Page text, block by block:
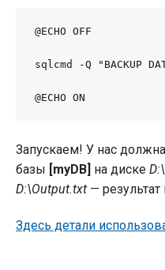
@ECHO OFF
sqlcmd -Q "BACKUP
@ECHO ON
Запускаем! У нас
базы [myDB] на диске
D:\Output.txt —
Здесь детали